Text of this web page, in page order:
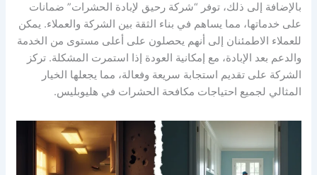
بالإضافة إلى ذلك، توفر “شركة رحيق لإبادة الحشرات” ضمانات
على خدماتها، مما يساهم في بناء الثقة بين الشركة والعملاء. يمكن
للعملاء الاطمئنان إلى أنهم يحصلون على أعلى مستوى من الخدمة
والدعم بعد الإبادة، مع إمكانية العودة إذا استمرت المشكلة. تركز
الشركة على تقديم استجابة سريعة وفعالة، مما يجعلها الخيار
المثالي لجميع احتياجات مكافحة الحشرات في هليوبليس.